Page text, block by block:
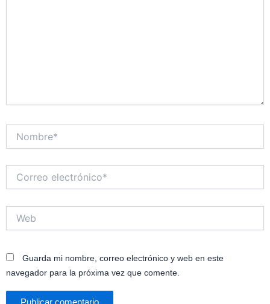
electrónico*
Guarda mi nombre, correo electrónico y web en este
navegador para la próxima vez que comente.